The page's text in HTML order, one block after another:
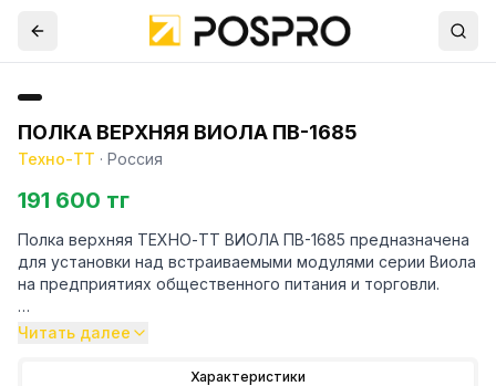
ПОЛКА ВЕРХНЯЯ ВИОЛА ПВ-1685
Техно-ТТ · Россия
191 600 тг
Полка верхняя ТЕХНО-ТТ ВИОЛА ПВ-1685 предназначена
для установки над встраиваемыми модулями серии Виола
на предприятиях общественного питания и торговли.
Особенности:
— Полка верхняя из нержавеющей стали марки AISI 304
Читать далее
Характеристики